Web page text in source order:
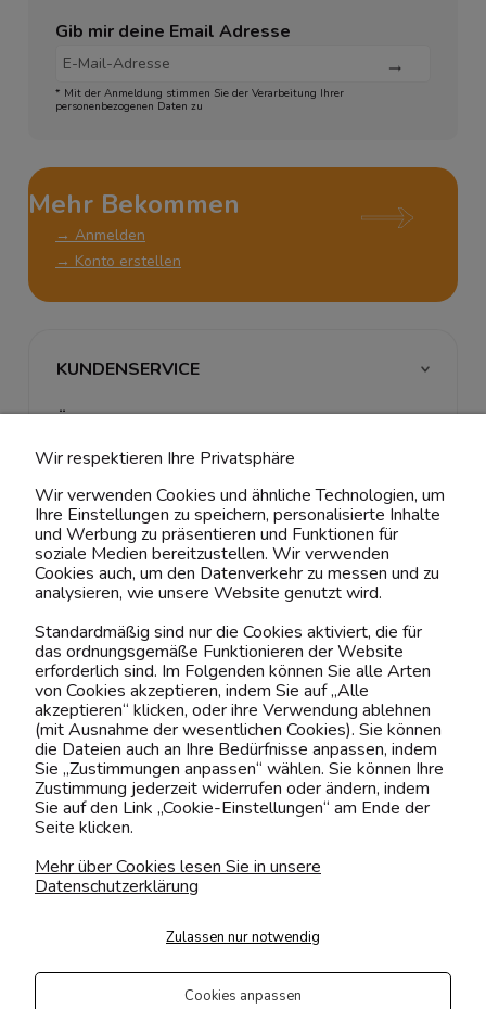
Gib mir deine Email Adresse
* Mit der Anmeldung stimmen Sie der Verarbeitung Ihrer
personenbezogenen Daten zu
Mehr Bekommen
→ Anmelden
→ Konto erstellen
Kontaktiere uns!
0151 12200811
shop@yourhouse24.eu
Mo. - Fr. 07:00-15:00
KUNDENSERVICE
ÜBER UNS & RECHTLICHES
MEIN ACCOUNT
BELIEBTE KATEGORIEN
Transportarten
Der Versand erfolgt per
private Spedition
Wir respektieren Ihre Privatsphäre
Wir verwenden Cookies und ähnliche Technologien, um
Ihre Einstellungen zu speichern, personalisierte Inhalte
und Werbung zu präsentieren und Funktionen für
soziale Medien bereitzustellen. Wir verwenden
Cookies auch, um den Datenverkehr zu messen und zu
analysieren, wie unsere Website genutzt wird.
Standardmäßig sind nur die Cookies aktiviert, die für
das ordnungsgemäße Funktionieren der Website
erforderlich sind. Im Folgenden können Sie alle Arten
von Cookies akzeptieren, indem Sie auf „Alle
akzeptieren“ klicken, oder ihre Verwendung ablehnen
(mit Ausnahme der wesentlichen Cookies). Sie können
die Dateien auch an Ihre Bedürfnisse anpassen, indem
Sie „Zustimmungen anpassen“ wählen. Sie können Ihre
Zustimmung jederzeit widerrufen oder ändern, indem
Sie auf den Link „Cookie-Einstellungen“ am Ende der
Seite klicken.
Mehr über Cookies lesen Sie in unsere
Datenschutzerklärung
Zulassen nur notwendig
Cookies anpassen